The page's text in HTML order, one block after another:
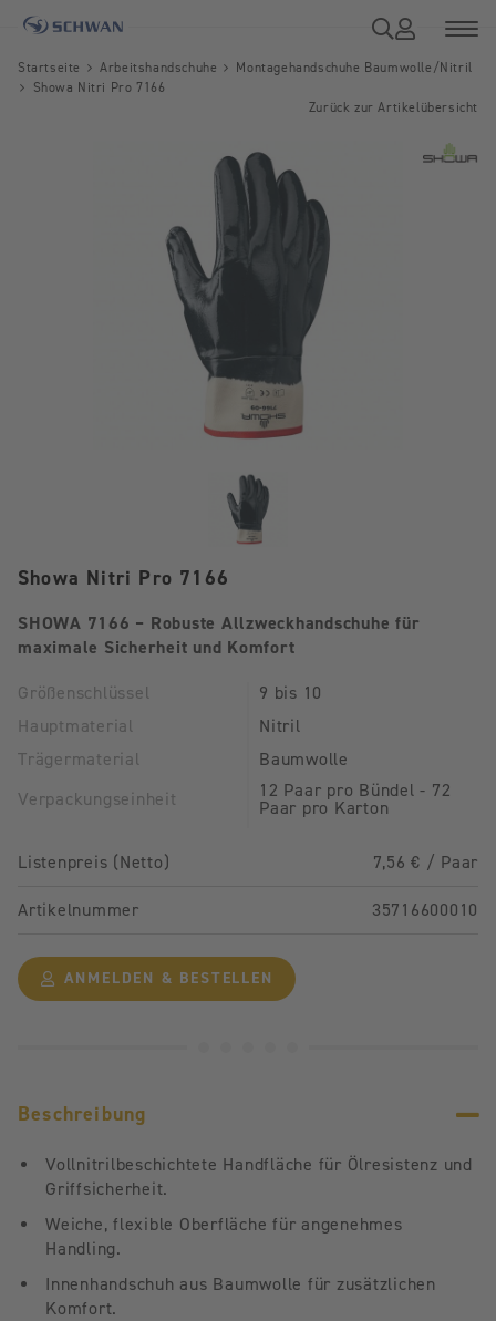
Startseite Arbeitshandschuhe
Montagehandschuhe Baumwolle/Nitril
Showa Nitri Pro 7166
Zurück zur Artikelübersicht
Showa Nitri Pro 7166
SHOWA 7166 – Robuste Allzweckhandschuhe für
maximale Sicherheit und Komfort
Größenschlüssel
9 bis 10
Hauptmaterial
Nitril
Trägermaterial
Baumwolle
Verpackungseinheit
12 Paar pro Bündel - 72
Paar pro Karton
Listenpreis (Netto) 7,56 € / Paar
Artikelnummer 35716600010
ANMELDEN & BESTELLEN
Beschreibung
Vollnitrilbeschichtete Handfläche für Ölresistenz und
Griffsicherheit.
Weiche, flexible Oberfläche für angenehmes
Handling.
Innenhandschuh aus Baumwolle für zusätzlichen
Komfort.